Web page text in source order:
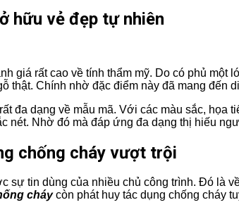
hữu vẻ đẹp tự nhiên
giá rất cao về tính thẩm mỹ. Do có phủ
Chính nhờ đặc điểm này đã mang đến
đa dạng về mẫu mã. Với các màu sắc, họa
nét. Nhờ đó mà đáp ứng đa dạng thị hiếu
chống cháy vượt trội
sự tin dùng của nhiều chủ công trình. Đó là
cháycòn phát huy tác dụng chống cháy